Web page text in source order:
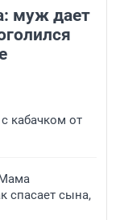
муж дает
кабачком от
спасает сына,